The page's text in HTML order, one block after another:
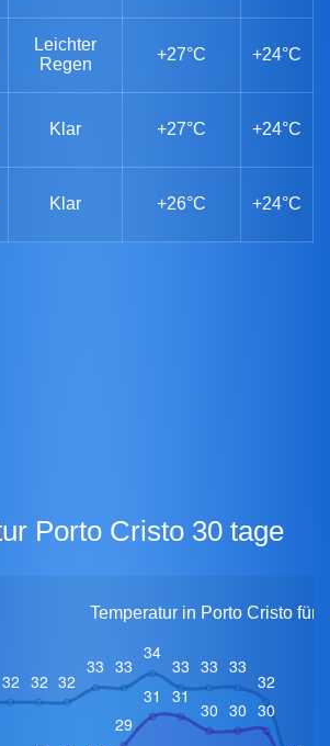
Leichter
Regen
+27°C +24°C
Klar +27°C +24°C
Klar +26°C +24°C
Porto Cristo 30 tage
Temperatur in Porto Cristo für